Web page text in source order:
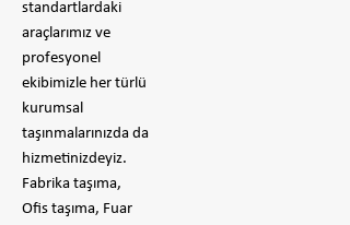
standartlardaki
araçlarımız ve
profesyonel
ekibimizle her türlü
kurumsal
taşınmalarınızda da
hizmetinizdeyiz.
Fabrika taşıma,
Ofis taşıma, Fuar